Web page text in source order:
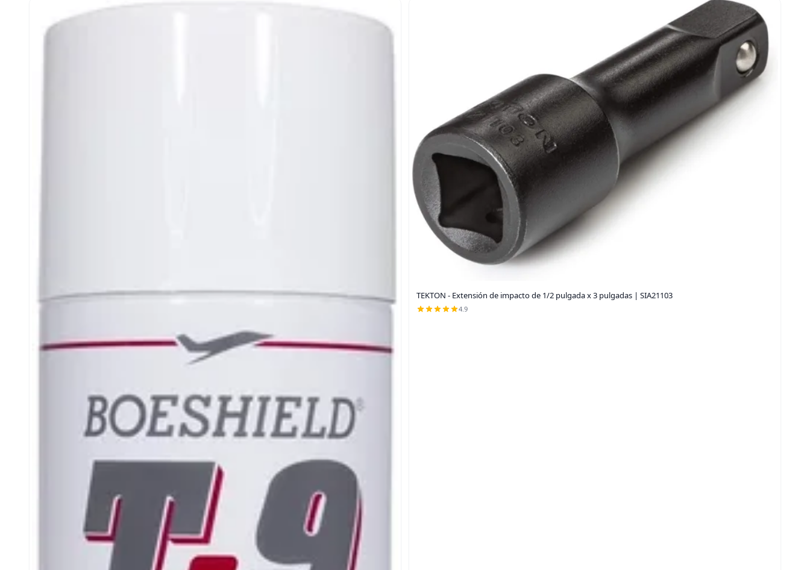
TEKTON - Extensión de impacto de 1/2 pulgada x 3 pulgadas | SIA21103
4.9